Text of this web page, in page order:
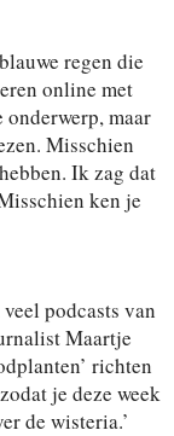
regen die
online met
onderwerp, maar
Misschien
Ik zag dat
ken je
podcasts van
Maartje
richten
je deze week
de wisteria.’